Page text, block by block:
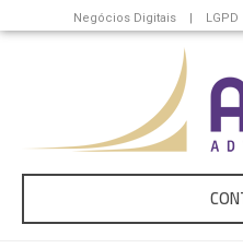
Negócios Digitais |